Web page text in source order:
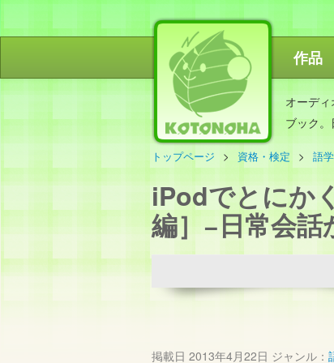
こと
作品
オーデ
ブック
トップページ 資格・検定 語
iPodでとにか
編］−日常会
掲載日 2013年4月22日 ジャンル：